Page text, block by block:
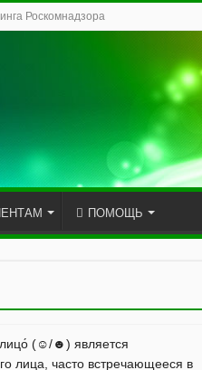
Роскомнадзора
ПОМОЩЬ
(☺/☻) является
лица, часто встречающееся в